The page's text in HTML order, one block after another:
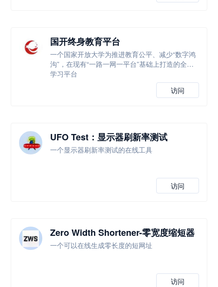
国开终身教育平台
一个国家开放大学为推进教育公平、减少“数字鸿
沟”，在现有“一路一网一平台”基础上打造的全新
学习平台
访问
UFO Test：显示器刷新率测试
一个显示器刷新率测试的在线工具
访问
Zero Width Shortener-零宽度缩短器
一个可以在线生成零长度的短网址
访问